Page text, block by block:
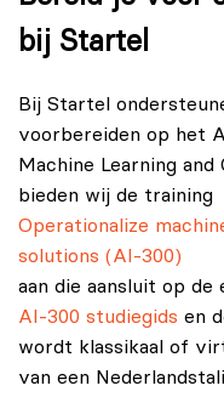
bij Startel
Bij Startel
voorbereiden op het
Machine Learning
bieden wij de training
Operationalize
solutions (AI-300)
aan die aansluit op de
AI-300 studiegids en
wordt klassikaal of
van een